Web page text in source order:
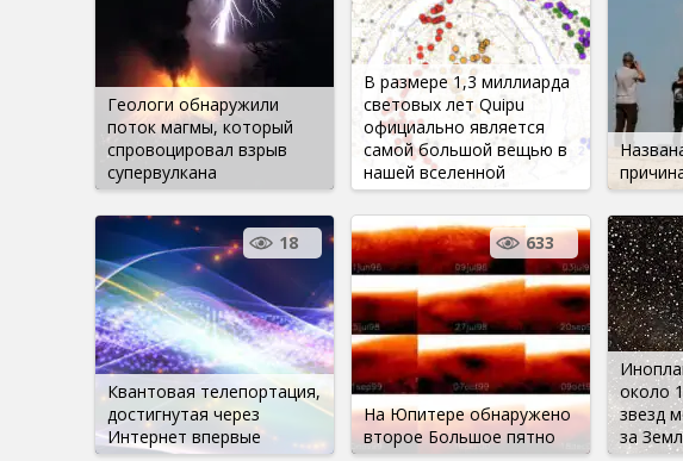
Геологи обнаружили
поток магмы, который
спровоцировал взрыв
супервулкана
В размере 1,3 миллиарда
световых лет Quipu
официально является
самой большой вещью в
нашей вселенной
Квантовая телепортация,
достигнутая через
Интернет впервые
18
На Юпитере обнаружено
второе Большое пятно
633
около
звезд
за